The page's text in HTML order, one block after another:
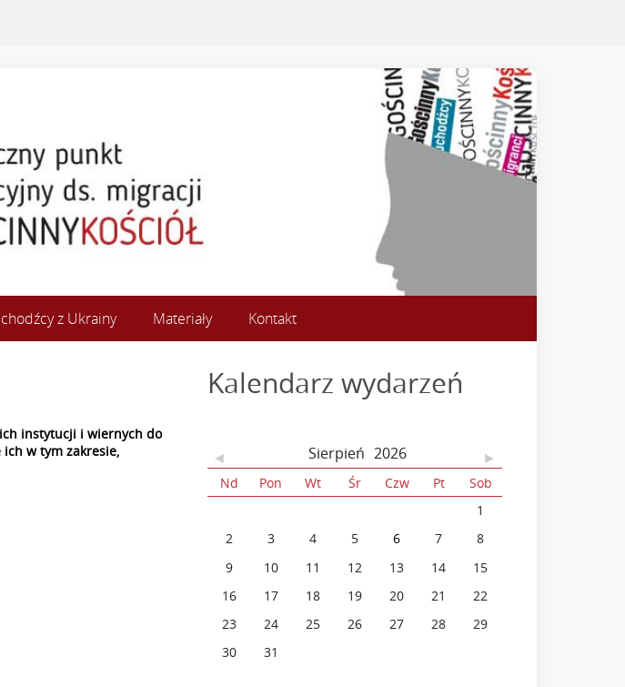
z Ukrainy Materiały Kontakt
ich instytucji i wiernych do
w tym zakresie,
Kalendarz wydarzeń
◄ Sierpień 2026 ►
Nd Pon Wt Śr Czw Pt
Sob
1
2
3 4 5 6 7
8
9
10 11 12 13 14
15
16
17 18 19 20 21
22
23
24 25 26 27 28
29
30
31